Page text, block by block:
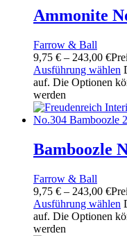
Ammonite
Farrow & Ball
9,75 € – 243,00 €
Ausführung wählen
auf. Die Optionen
werden
Bamboozle
Farrow & Ball
9,75 € – 243,00 €
Ausführung wählen
auf. Die Optionen
werden